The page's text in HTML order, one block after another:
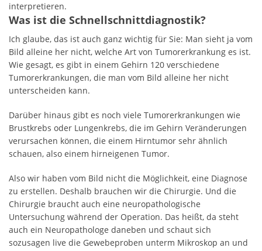
interpretieren.
Was ist die Schnellschnittdiagnostik?
Ich glaube, das ist auch ganz wichtig für Sie: Man sieht ja vom
Bild alleine her nicht, welche Art von Tumorerkrankung es ist.
Wie gesagt, es gibt in einem Gehirn 120 verschiedene
Tumorerkrankungen, die man vom Bild alleine her nicht
unterscheiden kann.
Darüber hinaus gibt es noch viele Tumorerkrankungen wie
Brustkrebs oder Lungenkrebs, die im Gehirn Veränderungen
verursachen können, die einem Hirntumor sehr ähnlich
schauen, also einem hirneigenen Tumor.
Also wir haben vom Bild nicht die Möglichkeit, eine Diagnose
zu erstellen. Deshalb brauchen wir die Chirurgie. Und die
Chirurgie braucht auch eine neuropathologische
Untersuchung während der Operation. Das heißt, da steht
auch ein Neuropathologe daneben und schaut sich
sozusagen live die Gewebeproben unterm Mikroskop an und